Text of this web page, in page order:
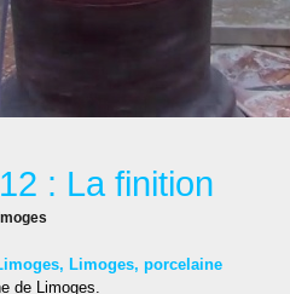
: La finition
, Limoges, porcelaine
de Limoges.